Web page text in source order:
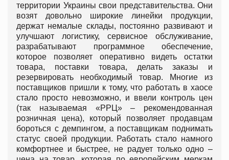
территории Украины свои представительства. Они
возят довольно широкие линейки продукции,
держат немалые склады, постоянно развивают и
улучшают логистику, сервисное обслуживание,
разрабатывают программное обеспечение,
которое позволяет оперативно видеть остатки
товара, поставки товара, делать заказы и
резервировать необходимый товар. Многие из
поставщиков пришли к тому, что работать в хаосе
стало просто невозможно, и ввели контроль цен
(так называемая «РРЦ» – рекомендованная
розничная цена), который позволяет продавцам
бороться с демпингом, а поставщикам поднимать
статус своей продукции. Работать стало намного
комфортнее и быстрее, не радует только одно –